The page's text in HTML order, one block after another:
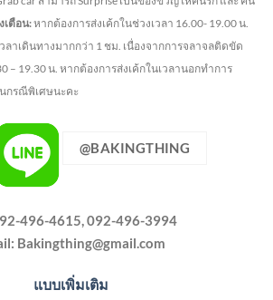
เตือน:หากต้องการส่งเค้กในช่วงเวลา 16.00- 19.00 น.
ลาเดินทางมากกว่า 1 ชม. เนื่องจากการจลาจลติดขัด
– 19.30 น. หากต้องการส่งเค้กในเวลานอกทำการ
นกรณีพิเศษนะคะ
@BAKINGTHING
496-4615, 092-496-3994
Bakingthing@gmail.com
แบบเพิ่มเติม